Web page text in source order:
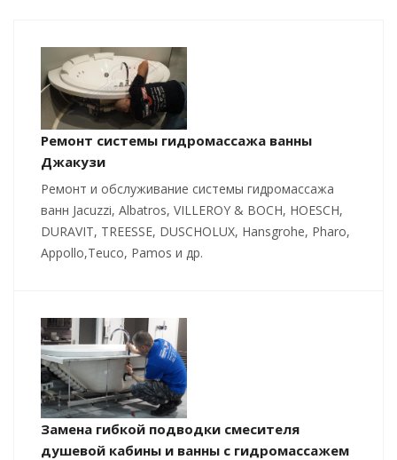
Ремонт системы гидромассажа ванны
Джакузи
Ремонт и обслуживание системы гидромассажа
ванн Jacuzzi, Albatros, VILLEROY & BOCH, HOESCH,
DURAVIT, TREESSE, DUSCHOLUX, Hansgrohe, Pharo,
Appollo,Teuco, Pamos и др.
Замена гибкой подводки смесителя
душевой кабины и ванны с гидромассажем